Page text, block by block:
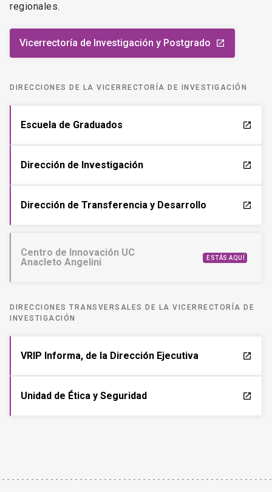
regionales.
Vicerrectoría de Investigación y Postgrado launch
DIRECCIONES DE LA VICERRECTORÍA DE INVESTIGACIÓN
Escuela de Graduados launch
Dirección de Investigación launch
Dirección de Transferencia y Desarrollo launch
Centro de Innovación UC
Anacleto Angelini
ESTÁS AQUÍ
DIRECCIONES TRANSVERSALES DE LA VICERRECTORÍA DE
INVESTIGACIÓN
VRIP Informa, de la Dirección Ejecutiva launch
Unidad de Ética y Seguridad launch